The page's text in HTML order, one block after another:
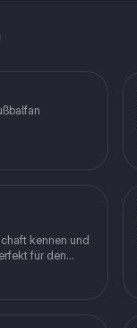
kennen und
für den